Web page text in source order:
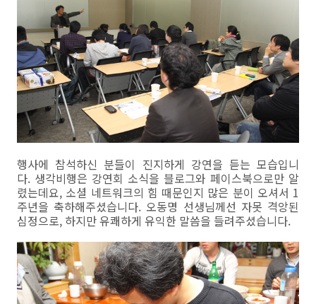
행사에 참석하신 분들이 진지하게 강연을 듣는 모습입니
다. 생각비행은 강연회 소식을 블로그와 페이스북으로만 알
렸는데요, 소셜 네트워크의 힘 때문인지 많은 분이 오셔서 1
주년을 축하해주셨습니다. 오동명 선생님께선 자못 격앙된
심정으로, 하지만 유쾌하게 유익한 말씀을 들려주셨습니다.